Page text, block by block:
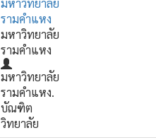
มหาวิทยาลัย
รามคำแหง
มหาวิทยาลัย
รามคำแหง
มหาวิทยาลัย
รามคำแหง.
บัณฑิต
วิทยาลัย